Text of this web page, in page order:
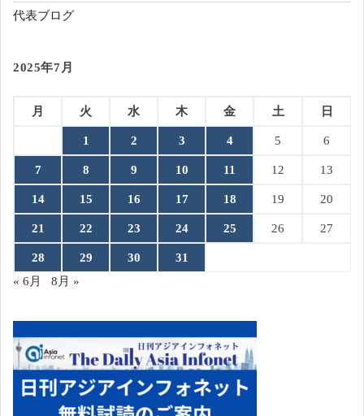
代表ブログ
2025年7月
月 火 水 木 金 土 日
1 2 3 4 5 6
7 8 9 10 11 12 13
14 15 16 17 18 19 20
21 22 23 24 25 26 27
28 29 30
31
« 6月
8月 »